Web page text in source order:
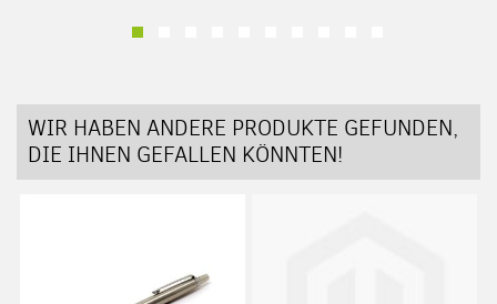
WIR HABEN ANDERE PRODUKTE GEFUNDEN,
DIE IHNEN GEFALLEN KÖNNTEN!